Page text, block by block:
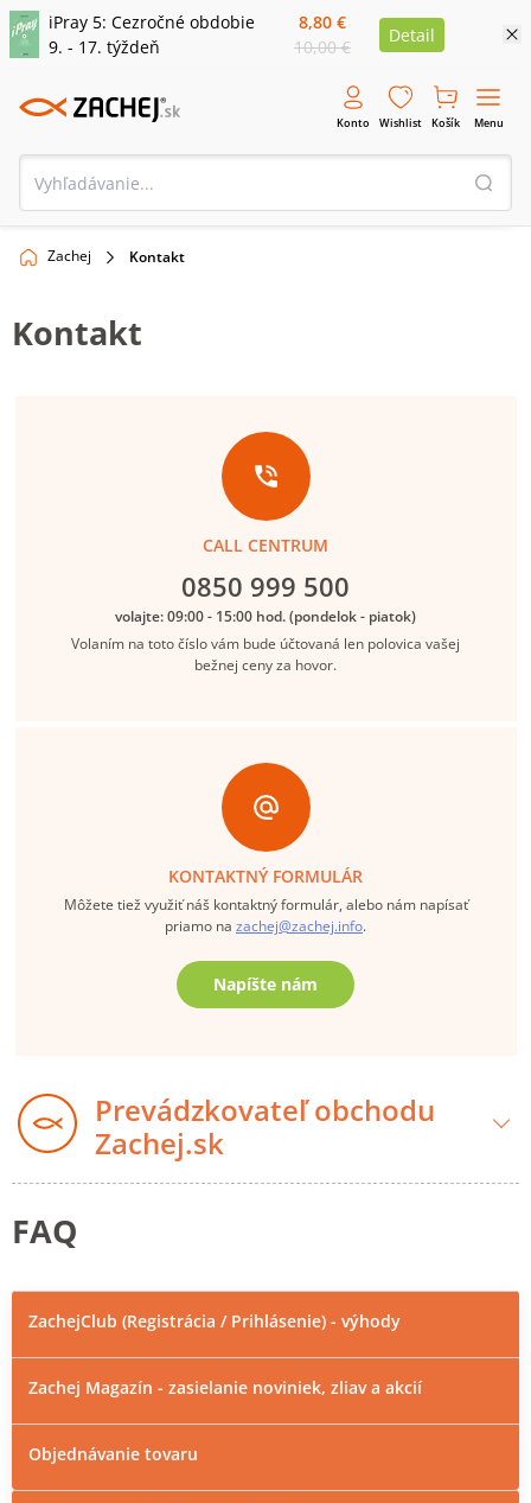
iPray 5: Cezročné obdobie
9. - 17. týždeň
8,80 €
10,00 €
Detail
Konto Wishlist Košík Menu
Zachej Kontakt
Kontakt
CALL CENTRUM
0850 999 500
volajte: 09:00 - 15:00 hod. (pondelok - piatok)
Volaním na toto číslo vám bude účtovaná len polovica vašej
bežnej ceny za hovor.
KONTAKTNÝ FORMULÁR
Môžete tiež využiť náš kontaktný formulár, alebo nám napísať
priamo na zachej@zachej.info.
Napíšte nám
Prevádzkovateľ obchodu
Zachej.sk
FAQ
ZachejClub (Registrácia / Prihlásenie) - výhody
Zachej Magazín - zasielanie noviniek, zliav a akcií
Objednávanie tovaru